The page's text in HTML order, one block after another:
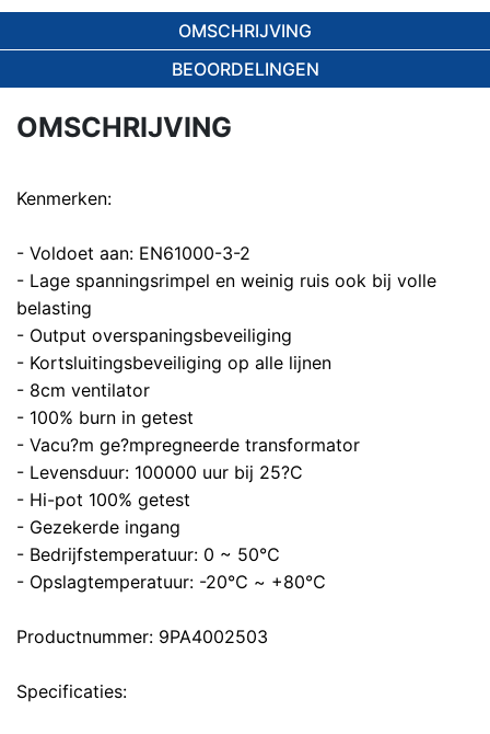
OMSCHRIJVING
BEOORDELINGEN
OMSCHRIJVING
Kenmerken:
- Voldoet aan: EN61000-3-2
- Lage spanningsrimpel en weinig ruis ook bij volle
belasting
- Output overspaningsbeveiliging
- Kortsluitingsbeveiliging op alle lijnen
- 8cm ventilator
- 100% burn in getest
- Vacu?m ge?mpregneerde transformator
- Levensduur: 100000 uur bij 25?C
- Hi-pot 100% getest
- Gezekerde ingang
- Bedrijfstemperatuur: 0 ~ 50℃
- Opslagtemperatuur: -20℃ ~ +80℃
Productnummer: 9PA4002503
Specificaties: